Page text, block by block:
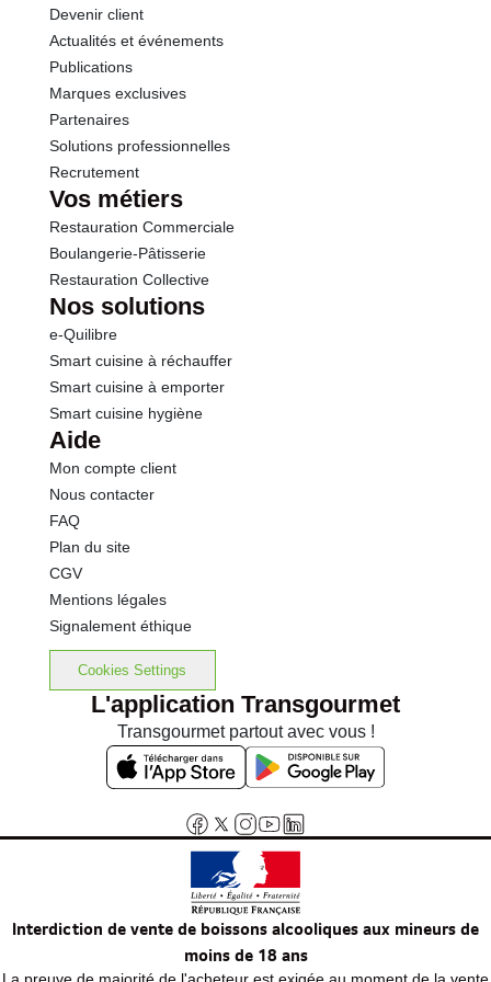
Sel
Calcium
Devenir client
Actualités et événements
Publications
Marques exclusives
Partenaires
Solutions professionnelles
Recrutement
Vos métiers
Restauration Commerciale
Boulangerie-Pâtisserie
Restauration Collective
Nos solutions
e-Quilibre
Smart cuisine à réchauffer
Smart cuisine à emporter
Smart cuisine hygiène
Aide
Mon compte client
Nous contacter
FAQ
Plan du site
CGV
Mentions légales
Signalement éthique
Cookies Settings
L'application Transgourmet
Transgourmet partout avec vous !
Interdiction de vente de boissons alcooliques aux mineurs de
moins de 18 ans